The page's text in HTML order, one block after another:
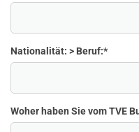
Nationalität: > Beruf:*
Woher haben Sie vom TVE